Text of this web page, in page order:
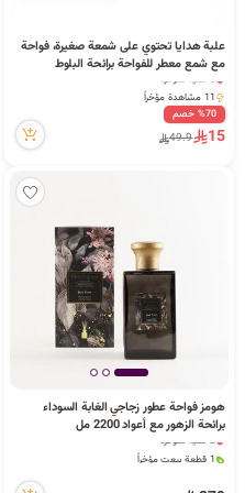
علبة هدايا تحتوي على شمعة صغيرة، فواحة
مع شمع معطر للفواحة برائحة البلوط
3 كمية متوفرة
11 مشاهدة مؤخراً
3 كمية متوفرة
11 مشاهدة مؤخراً
%70 خصم
15
49.9
هومز فواحة عطور زجاجي الغابة السوداء
برائحة الزهور مع أعواد 2200 مل
2 كمية متوفرة
1 قطعة بيعت مؤخراً